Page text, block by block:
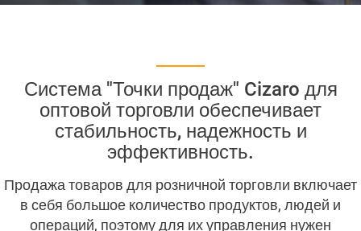
CIZARO END-USER LICENSE AGREEMENT
Cizaro Pricing (4 columns)
Cizaro понимаетВаш бизнес
Система "Точки продаж" Cizaro для
оптовой торговли обеспечивает
стабильность, надежность и
эффективность.
Продажа товаров для розничной торговли включает
в себя большое количество продуктов, людей и
операций, поэтому для их управления нужен